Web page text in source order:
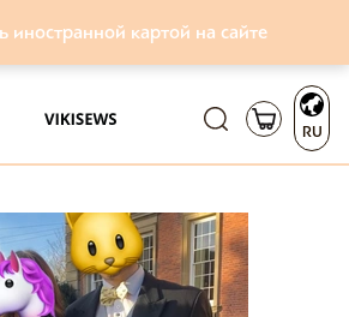
иностранной картой на сайте
RU